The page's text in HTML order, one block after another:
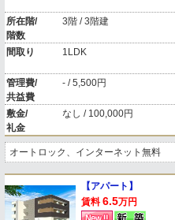
所在階/
階数
3階 / 3階建
間取り 1LDK
管理費/
共益費
- / 5,500円
敷金/
礼金
なし / 100,000円
オートロック、インターネット無料
【アパート】
賃料 6.5万円